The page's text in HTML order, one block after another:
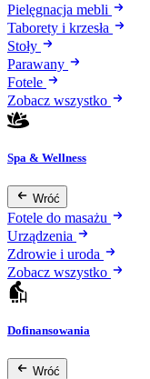
Pielęgnacja mebli
Taborety i krzesła
Stoły
Parawany
Fotele
Zobacz wszystko
Spa & Wellness
Wróć
Fotele do masażu
Urządzenia
Zdrowie i uroda
Zobacz wszystko
Dofinansowania
Wróć